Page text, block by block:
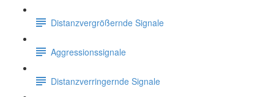
Distanzvergrößernde Signale
Aggressionssignale
Distanzverringernde Signale